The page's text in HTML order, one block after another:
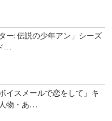
ー: 伝説の少年アン」シーズ
…
イスメールで恋をして」キ
物・あ…